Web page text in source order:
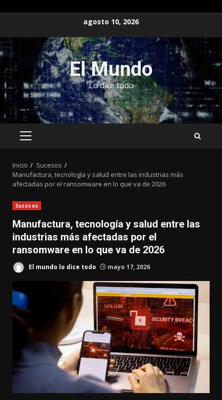
contenido
agosto 10, 2026
El Mundo
Lo dice todo
MENÚ
Inicio
Sucesos
Manufactura, tecnología y salud entre las industrias más
afectadas por el ransomware en lo que va de 2026
Sucesos
Manufactura, tecnología y salud entre las
industrias más afectadas por el
ransomware en lo que va de 2026
El mundo lo dice todo mayo 17, 2026